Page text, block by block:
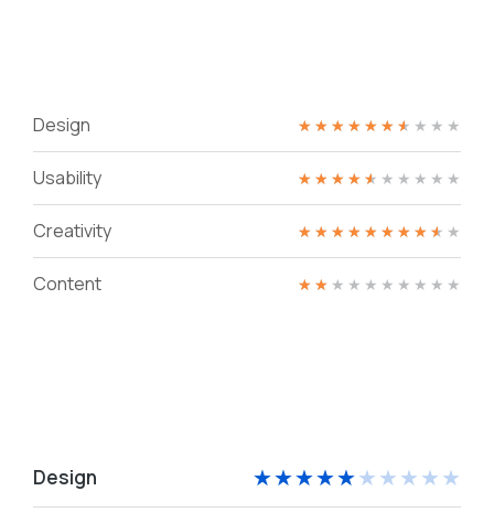
Design ★ ★ ★ ★ ★ ★ ★ ★ ★ ★
Usability ★ ★ ★ ★ ★ ★ ★ ★ ★ ★
Creativity ★ ★ ★ ★ ★ ★ ★ ★ ★ ★
Content ★ ★ ★ ★ ★ ★ ★ ★ ★ ★
Design ★★★★★★ ★ ★ ★ ★